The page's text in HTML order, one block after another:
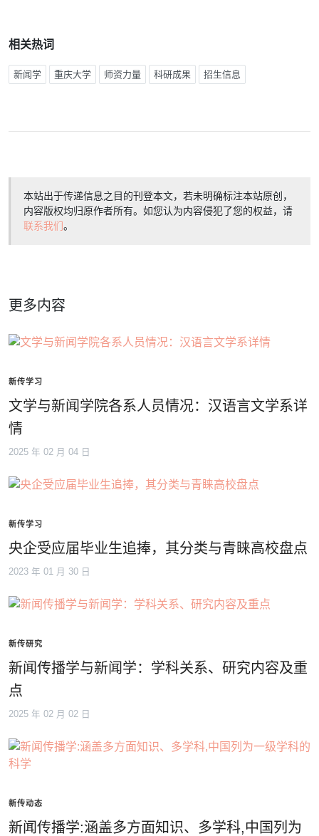
相关热词
新闻学 重庆大学 师资力量 科研成果 招生信息
本站出于传递信息之目的刊登本文，若未明确标注本站原创，
内容版权均归原作者所有。如您认为内容侵犯了您的权益，请
联系我们。
更多内容
新传学习
文学与新闻学院各系人员情况：汉语言文学系详
情
2025 年 02 月 04 日
新传学习
央企受应届毕业生追捧，其分类与青睐高校盘点
2023 年 01 月 30 日
新传研究
新闻传播学与新闻学：学科关系、研究内容及重
点
2025 年 02 月 02 日
新传动态
新闻传播学:涵盖多方面知识、多学科,中国列为